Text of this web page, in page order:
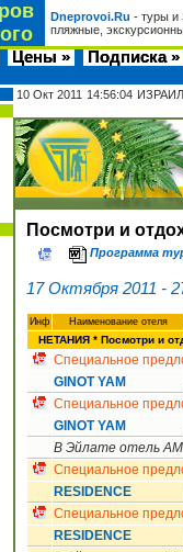
Dneprovoi.Ru - туры и
пляжные,
Цены » Подписка »
10 Окт 2011 14:56:04
Посмотри и
Программа
17 Октября 2011 -
Инф Наименование oтеля
НЕТАНИЯ * Посмотри и
Специальное
GINOT YAM
Специальное
GINOT YAM
В Эйлате отель
Специальное
RESIDENCE
Специальное
RESIDENCE